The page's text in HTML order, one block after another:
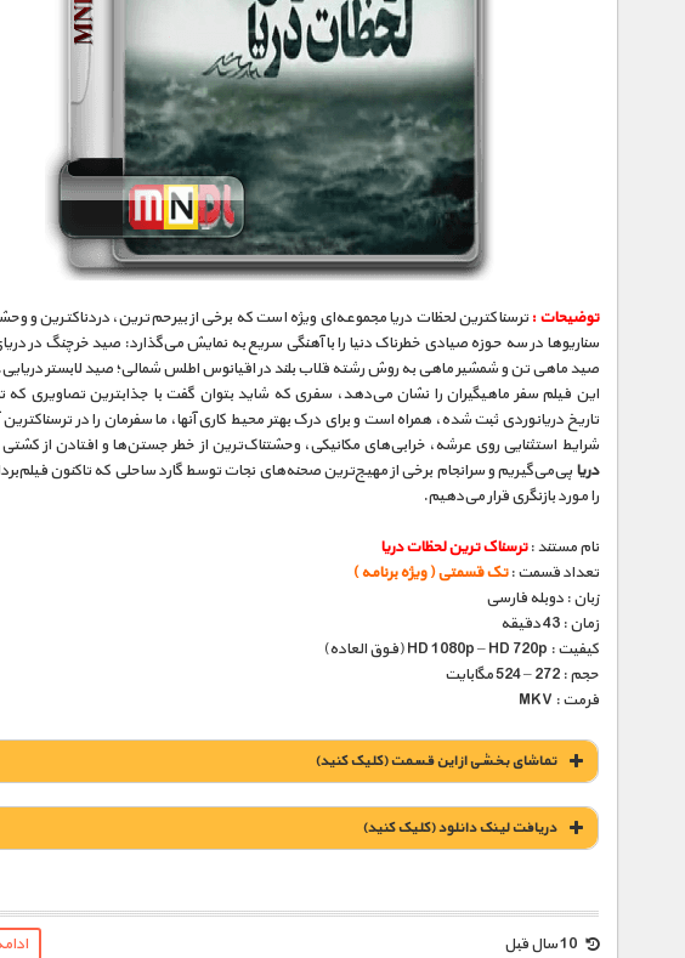
توضیحات :ترسناکترین لحظات دریا مجموعه‌ای ویژه است که برخی از بیرحم‌ترین، دردناکترین و
سناریوها در سه حوزه صیادی خطرناک دنیا را با آهنگی سریع به نمایش می‌گذارد: صید خرچنگ در
صید ماهی تن و شمشير ماهی به روش رشته قلاب بلند در اقیانوس اطلس شمالی؛ صید لابستر دریایی.
این فیلم سفر ماهیگیران را نشان می‌دهد، سفری که شاید بتوان گفت با جذابترین تصاویری که
تاریخ دریانوردی ثبت شده، همراه است و برای درک بهتر محیط کاری آنها، ما سفرمان را در
شرایط استثنایی روی عرشه، خرابی‌های مکانیکی، وحشتناک‌ترین از خطر جستن‌ها و افتادن از
دریا پی‌می‌گیریم و سرانجام برخی از مهیج‌ترین صحنه‌های نجات توسط گارد ساحلی که تاکنون
را مورد بازنگری قرار می‌دهیم.
نام مستند :ترسناک ترین لحظات دریا
تعداد قسمت :تک قسمتی ( ویژه برنامه )
زبان : دوبله فارسی
زمان : 43 دقیقه
کیفیت : HD 1080p – HD 720p (فوق العاده)
حجم : 272 – 524 مگابایت
فرمت : MKV
تماشای بخشی از این قسمت (کلیک کنید)
دریافت لينک دانلود (کليک کنيد)
1900 تومان – خريد لينک دانلود (افزودن به سبد خريد)
10 سال قبل